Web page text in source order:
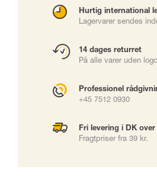
Hurtig international
Lagervarer sendes
14 dages returret
På alle varer uden logo
Professionel
+45 7512 0930
Fri levering i DK over
Fragtpriser fra 39 kr.